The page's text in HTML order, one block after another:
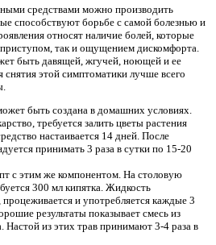
средствами можно производить
способствуют борьбе с самой болезнью и
относят наличие болей, которые
так и ощущением дискомфорта.
быть давящей, жгучей, ноющей и ее
этой симптоматики лучше всего
быть создана в домашних условиях.
требуется залить цветы растения
настаивается 14 дней. После
принимать 3 раза в сутки по 15-20
с этим же компонентом. На столовую
300 мл кипятка. Жидкость
процеживается и употребляется каждые 3
результаты показывает смесь из
из этих трав принимают 3-4 раза в